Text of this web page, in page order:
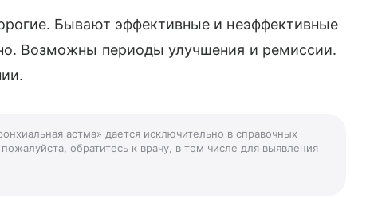
Бывают эффективные и неэффективные
Возможны периоды улучшения и ремиссии.
астма» дается исключительно в справочных
обратитесь к врачу, в том числе для выявления